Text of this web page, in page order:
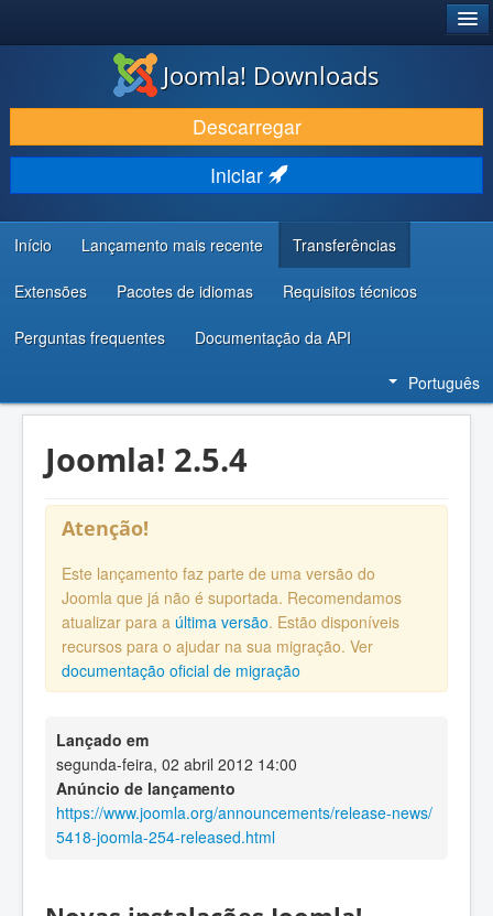
DESCARREGAR E EVOLUIR
DESCOBRIR E APRENDER
COMUNIDADE E SUPORTE
RECURSOS PARA PROGRAMADORES
Joomla! Downloads
Descarregar
Iniciar
Início Lançamento mais recente Transferências
Extensões Pacotes de idiomas Requisitos técnicos
Perguntas frequentes Documentação da API
Português
Joomla! 2.5.4
Atenção!
Este lançamento faz parte de uma versão do
Joomla que já não é suportada. Recomendamos
atualizar para a última versão. Estão disponíveis
recursos para o ajudar na sua migração. Ver
documentação oficial de migração
Lançado em
segunda-feira, 02 abril 2012 14:00
Anúncio de lançamento
https://www.joomla.org/announcements/release-news/
5418-joomla-254-released.html